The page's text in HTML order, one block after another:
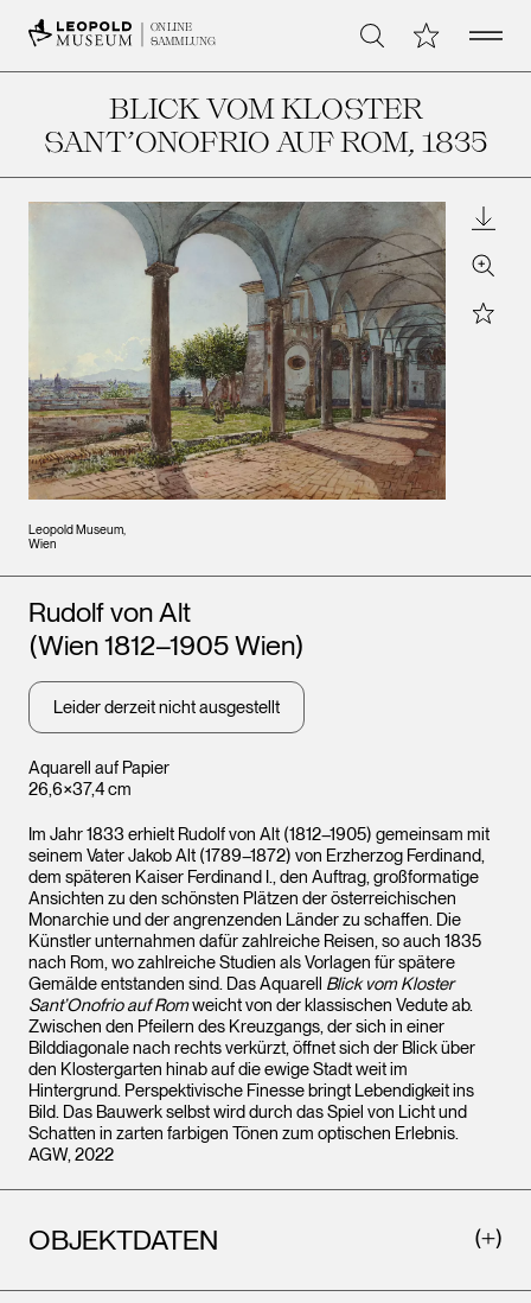
ONLINE
SAMMLUNG
Suche Meine Open
BLICK VOM KLOSTER
SANT’ONOFRIO AUF ROM, 1835
Leopold Museum,
Wien
Zoom
Star
Aquarell auf Papier
26,6×37,4 cm
Künstler*innen
Rudolf von Alt
(Wien 1812–1905 Wien)
Leider derzeit nicht ausgestellt
Im Jahr 1833 erhielt Rudolf von Alt (1812–1905) gemeinsam mit
seinem Vater Jakob Alt (1789–1872) von Erzherzog Ferdinand,
dem späteren Kaiser Ferdinand I., den Auftrag, großformatige
Ansichten zu den schönsten Plätzen der österreichischen
Monarchie und der angrenzenden Länder zu schaffen. Die
Künstler unternahmen dafür zahlreiche Reisen, so auch 1835
nach Rom, wo zahlreiche Studien als Vorlagen für spätere
Gemälde entstanden sind. Das Aquarell Blick vom Kloster
Sant’Onofrio auf Romweicht von der klassischen Vedute ab.
Zwischen den Pfeilern des Kreuzgangs, der sich in einer
Bilddiagonale nach rechts verkürzt, öffnet sich der Blick über
den Klostergarten hinab auf die ewige Stadt weit im
Hintergrund. Perspektivische Finesse bringt Lebendigkeit ins
Bild. Das Bauwerk selbst wird durch das Spiel von Licht und
Schatten in zarten farbigen Tönen zum optischen Erlebnis.
AGW, 2022
OBJEKTDATEN